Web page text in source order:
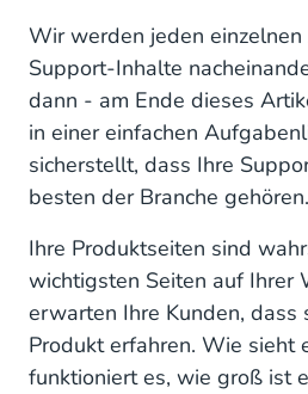
Wir werden jeden
Support-Inhalte
dann - am Ende dieses
in einer einfachen
sicherstellt, dass Ihre
besten der Branche gehören.
Ihre Produktseiten sind
wichtigsten Seiten auf Ihrer
erwarten Ihre Kunden, dass
Produkt erfahren. Wie sieht
funktioniert es, wie groß ist